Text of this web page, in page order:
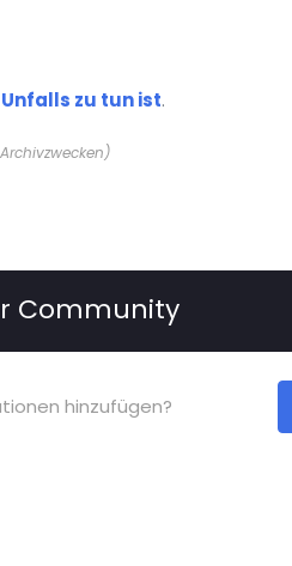
zu tun ist.
Community
hinzufügen?